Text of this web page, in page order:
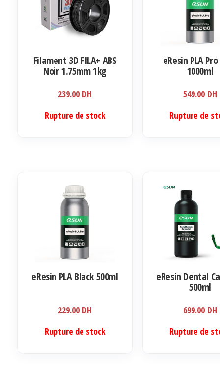
Filament 3D FILA+ ABS
Noir 1.75mm 1kg
239.00 DH
Rupture de stock
eResin PLA
1000ml
549.00 DH
Rupture de
eResin PLA Black 500ml
229.00 DH
Rupture de stock
eResin Dental
500ml
699.00 DH
Rupture de